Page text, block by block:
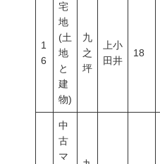
1
6
宅
地
(土
地
と
建
物)
九
之
坪
上小
田井
18
中
古
マ